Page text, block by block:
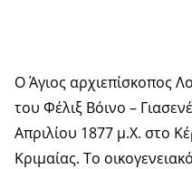
Ο Άγιος αρχιεπίσκοπος
του Φέλιξ Βόινο –
Απριλίου 1877 μ.Χ. στο
Κριμαίας. Το